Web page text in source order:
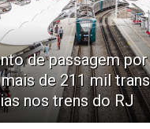
de passagem
de 211 mil
nos trens do RJ